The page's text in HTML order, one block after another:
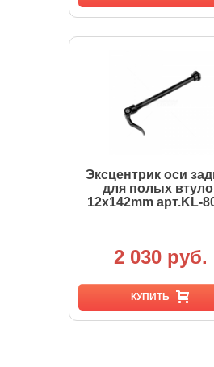
Эксцентрик оси
для полых
12х142mm арт.KL-
2 030 руб.
КУПИТЬ